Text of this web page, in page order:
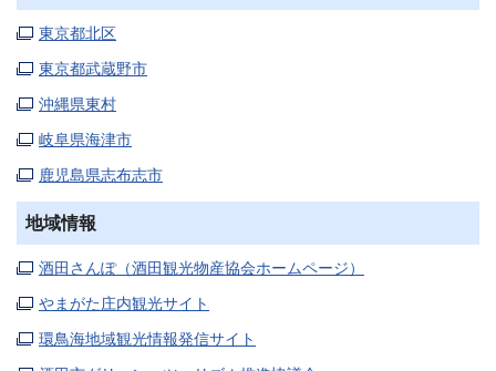
東京都北区
東京都武蔵野市
沖縄県東村
岐阜県海津市
鹿児島県志布志市
地域情報
酒田さんぽ（酒田観光物産協会ホームページ）
やまがた庄内観光サイト
環鳥海地域観光情報発信サイト